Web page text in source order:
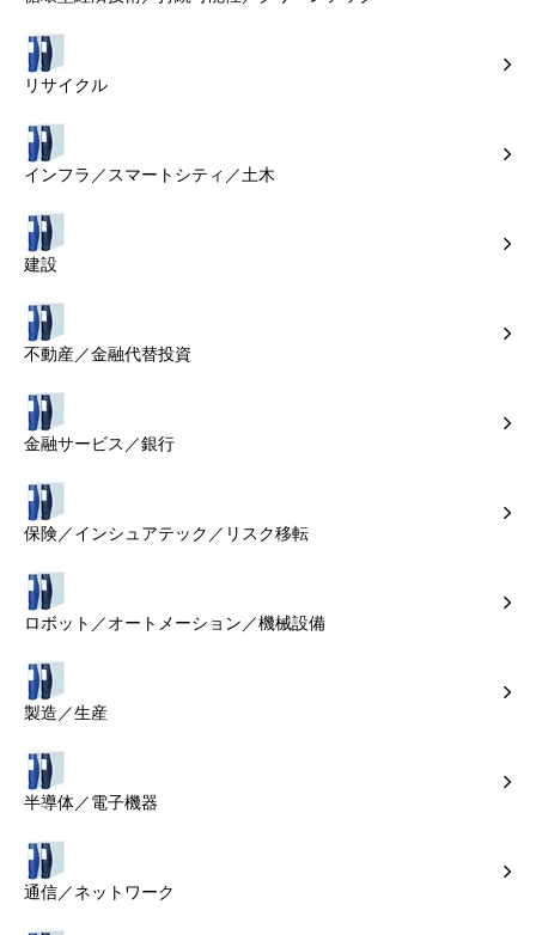
リサイクル
インフラ／スマートシティ／土木
建設
不動産／金融代替投資
金融サービス／銀行
保険／インシュアテック／リスク移転
ロボット／オートメーション／機械設備
製造／生産
半導体／電子機器
通信／ネットワーク